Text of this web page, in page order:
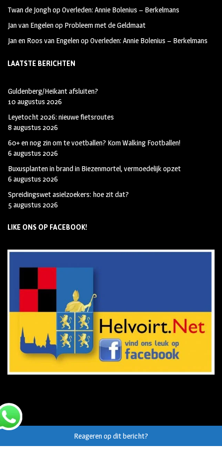
Twan de JonghopOverleden: Annie Bolenius – Berkelmans
Jan van Engelenop Probleem met de Geldmaat
Jan en Roos van EngelenopOverleden: Annie Bolenius – Berkelmans
LAATSTE BERICHTEN
Guldenberg/Heikant afsluiten?
10 augustus 2026
Leyetocht 2026: nieuwe fietsroutes
8 augustus 2026
60+ en nog zin om te voetballen? Kom Walking Footballen!
6 augustus 2026
Buxusplanten in brand in Biezenmortel, vermoedelijk opzet
6 augustus 2026
Spreidingswet asielzoekers: hoe zit dat?
5 augustus 2026
LIKE ONS OP FACEBOOK!
Reageren op dit bericht?